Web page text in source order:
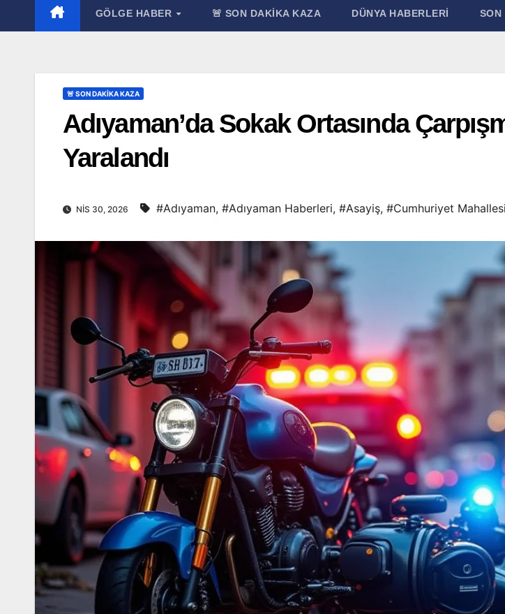
GÖLGE HABER 🚨 SON DAKİKA KAZA DÜNYA HABERLERI SON
🚨 SON DAKİKA KAZA
Adıyaman’da Sokak Ortasında
Yaralandı
NIS 30, 2026 #Adıyaman, #Adıyaman Haberleri, #Asayiş, #Cumhuriyet Mahallesi